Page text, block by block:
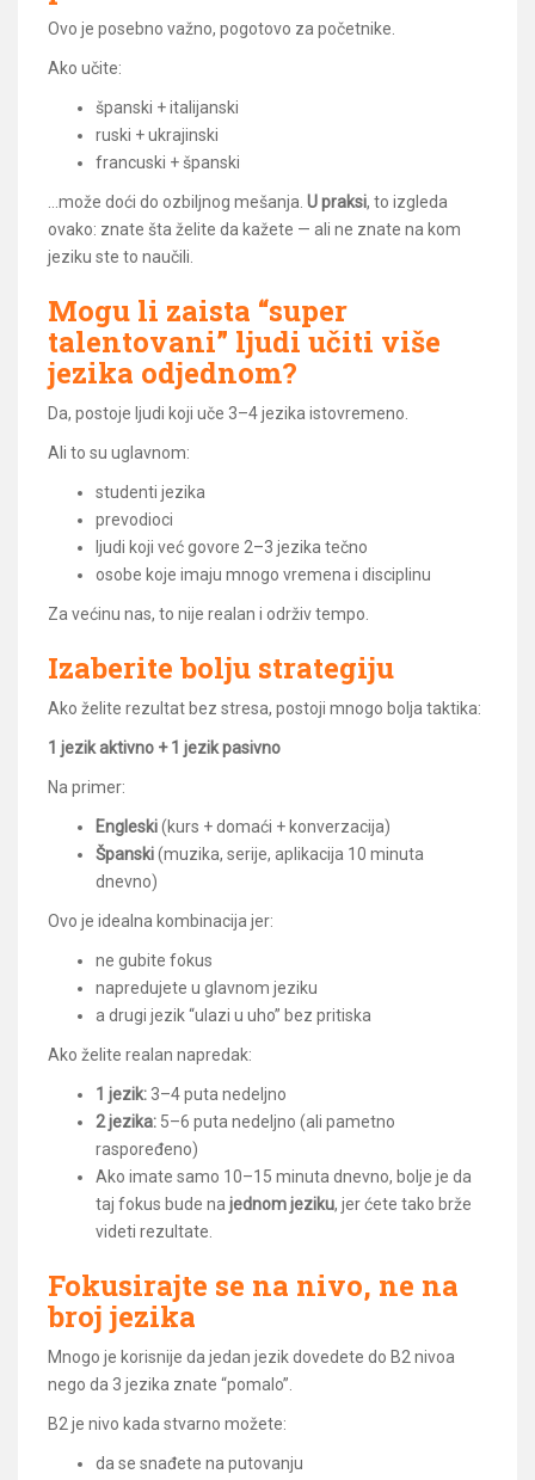
Ovo je posebno važno, pogotovo za početnike.
Ako učite:
španski + italijanski
ruski + ukrajinski
francuski + španski
…može doći do ozbiljnog mešanja. U praksi, to izgleda
ovako: znate šta želite da kažete — ali ne znate na kom
jeziku ste to naučili.
Mogu li zaista “super
talentovani” ljudi učiti više
jezika odjednom?
Da, postoje ljudi koji uče 3–4 jezika istovremeno.
Ali to su uglavnom:
studenti jezika
prevodioci
ljudi koji već govore 2–3 jezika tečno
osobe koje imaju mnogo vremena i disciplinu
Za većinu nas, to nije realan i održiv tempo.
Izaberite bolju strategiju
Ako želite rezultat bez stresa, postoji mnogo bolja taktika:
1 jezik aktivno + 1 jezik pasivno
Na primer:
Engleski(kurs + domaći + konverzacija)
Španski(muzika, serije, aplikacija 10 minuta
dnevno)
Ovo je idealna kombinacija jer:
ne gubite fokus
napredujete u glavnom jeziku
a drugi jezik “ulazi u uho” bez pritiska
Ako želite realan napredak:
1 jezik: 3–4 puta nedeljno
2 jezika: 5–6 puta nedeljno (ali pametno
raspoređeno)
Ako imate samo 10–15 minuta dnevno, bolje je da
taj fokus bude na jednom jeziku, jer ćete tako brže
videti rezultate.
Fokusirajte se na nivo, ne na
broj jezika
Mnogo je korisnije da jedan jezik dovedete do B2 nivoa
nego da 3 jezika znate “pomalo”.
B2 je nivo kada stvarno možete:
da se snađete na putovanju